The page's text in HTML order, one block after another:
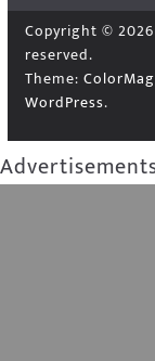
Copyright © 2026
reserved.
Theme:
WordPress.